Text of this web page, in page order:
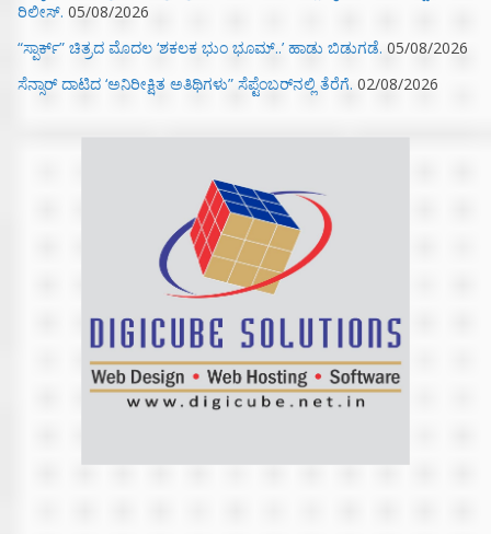
ರಿಲೀಸ್. 05/08/2026
“ಸ್ಪಾರ್ಕ್” ಚಿತ್ರದ ಮೊದಲ‌ ‘ಶಕಲಕ ಭುಂ‌ ಭೂಮ್..’ ಹಾಡು ಬಿಡುಗಡೆ. 05/08/2026
ಸೆನ್ಸಾರ್ ದಾಟಿದ ‘ಅನಿರೀಕ್ಷಿತ ಅತಿಥಿಗಳು” ಸೆಪ್ಟೆಂಬರ್‌ನಲ್ಲಿ ತೆರೆಗೆ. 02/08/2026